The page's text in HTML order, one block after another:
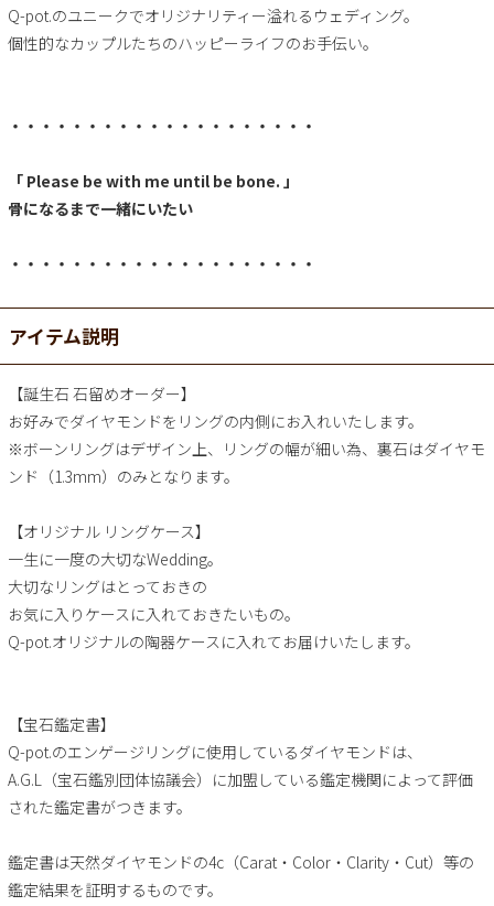
Q-pot.のユニークでオリジナリティー溢れるウェディング。
個性的なカップルたちのハッピーライフのお手伝い。
・・・・・・・・・・・・・・・・・・・・
「 Please be with me until be bone. 」
骨になるまで一緒にいたい
・・・・・・・・・・・・・・・・・・・・
アイテム説明
【誕生石 石留めオーダー】
お好みでダイヤモンドをリングの内側にお入れいたします。
※ボーンリングはデザイン上、リングの幅が細い為、裏石はダイヤモ
ンド（1.3mm）のみとなります。
【オリジナル リングケース】
一生に一度の大切なWedding。
大切なリングはとっておきの
お気に入りケースに入れておきたいもの。
Q-pot.オリジナルの陶器ケースに入れてお届けいたします。
【宝石鑑定書】
Q-pot.のエンゲージリングに使用しているダイヤモンドは、
A.G.L（宝石鑑別団体協議会）に加盟している鑑定機関によって評価
された鑑定書がつきます。
鑑定書は天然ダイヤモンドの4c（Carat・Color・Clarity・Cut）等の
鑑定結果を証明するものです。